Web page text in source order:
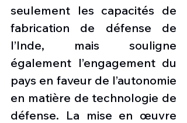
seulement les capacités de
fabrication de défense de
l’Inde, mais souligne
également l’engagement du
pays en faveur de l’autonomie
en matière de technologie de
défense. La mise en œuvre